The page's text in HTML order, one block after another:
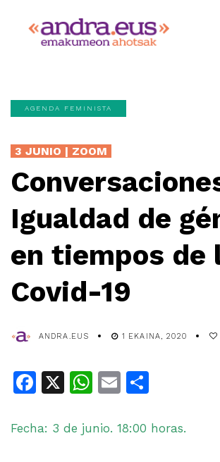
AGENDA FEMINISTA
3 JUNIO | ZOOM
Igualdad de
en tiempos de
Covid-19
ANDRA.EUS 1 EKAINA, 2020
Facebook
X WhatsApp
Email
Fecha: 3 de junio. 18:00 horas.